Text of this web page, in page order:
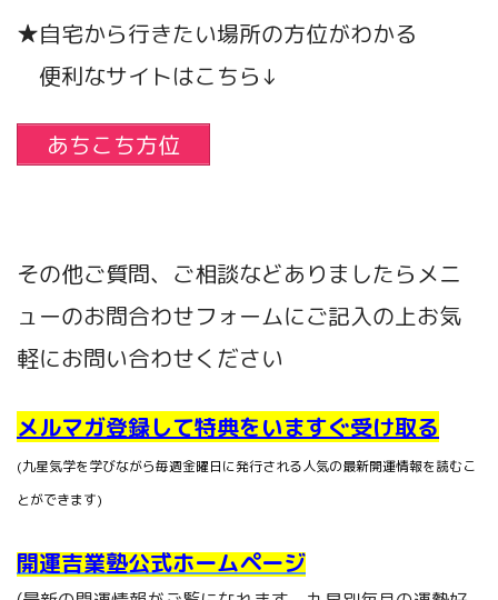
★自宅から行きたい場所の方位がわかる
便利なサイトはこちら↓
あちこち方位
その他ご質問、ご相談などありましたらメニ
ューのお問合わせフォームにご記入の上お気
軽にお問い合わせください
メルマガ登録して特典をいますぐ受け取る
(九星気学を学びながら毎週金曜日に発行される人気の最新開運情報を読むこ
とができます)
開運吉業塾公式ホームページ